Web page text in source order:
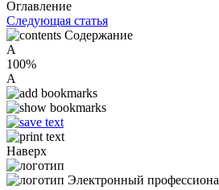
Оглавление
Следующая статья
Содержание
A
100%
A
Наверх
Электронный